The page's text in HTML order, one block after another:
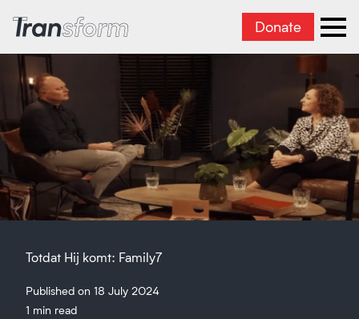
Transform Iran Donate
Totdat Hij komt: Family7
Published on 18 July 2024
1 min read